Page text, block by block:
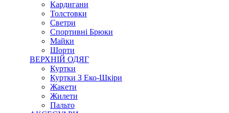
Кардигани
Толстовки
Светри
Спортивні Брюки
Майки
Шорти
ВЕРХНІЙ ОДЯГ
Куртки
Куртки З Еко-Шкіри
Жакети
Жилети
Пальто